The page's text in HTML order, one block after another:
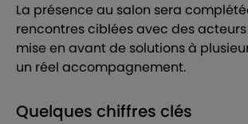
La présence au salon sera
rencontres ciblées avec des
mise en avant de solutions à
un réel accompagnement.
Quelques chiffres clés